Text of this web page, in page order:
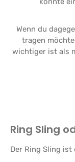
Wenn du
tragen
wichtiger ist als
Ring Sling
Der Ring Sling ist